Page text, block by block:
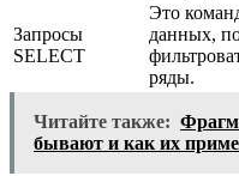
Запросы
SELECT
Это
данных,
ряды.
Читайте также:
бывают и как их